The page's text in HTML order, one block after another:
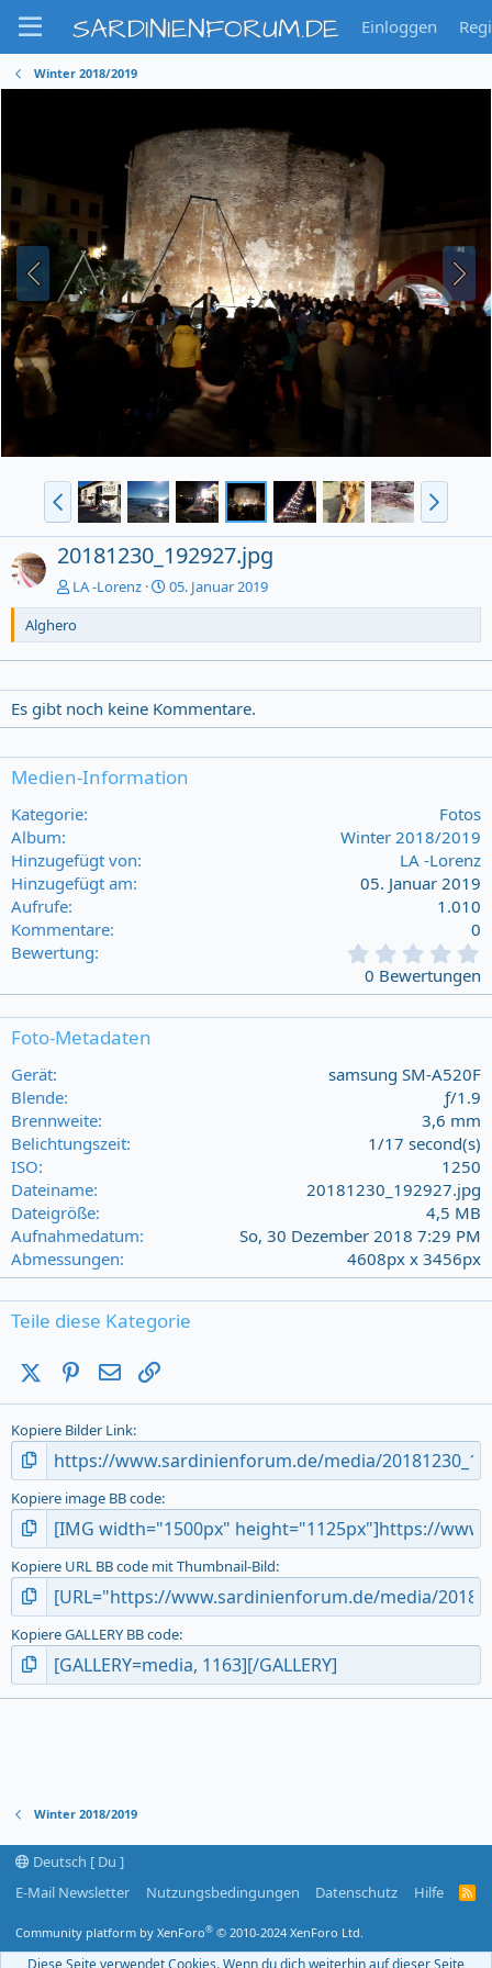
SARDINIENFORUM.DE Einloggen
Winter 2018/2019
20181230_192927.jpg
LA -Lorenz
05. Januar 2019
Alghero
Es gibt noch keine Kommentare.
Medien-Information
Kategorie
Fotos
Album
Winter 2018/2019
Hinzugefügt von
LA -Lorenz
Hinzugefügt am
05. Januar 2019
Aufrufe
1.010
Kommentare
0
Bewertung
0
0
a
0 Bewertungen
Foto-Metadaten
Gerät
samsung SM-A520F
Blende
ƒ/1.9
Brennweite
3,6 mm
Belichtungszeit
1/17 second(s)
ISO
1250
Dateiname
20181230_192927.jpg
Dateigröße
4,5 MB
Aufnahmedatum
So, 30 Dezember 2018 7:29 PM
Abmessungen
4608px x 3456px
Teile diese Kategorie
X (Twitter)Pinterest
E-Mail
Kopiere Bilder Link
Kopiere image BB code
Kopiere URL BB code mit Thumbnail-Bild
Kopiere GALLERY BB code
Winter 2018/2019
Deutsch [ Du ]
E-Mail Newsletter
Nutzungsbedingungen Datenschutz Hilfe
R
F
Community platform by XenForo® © 2010-2024 XenForo Ltd.
Diese Seite verwendet Cookies. Wenn du dich weiterhin auf dieser Seite